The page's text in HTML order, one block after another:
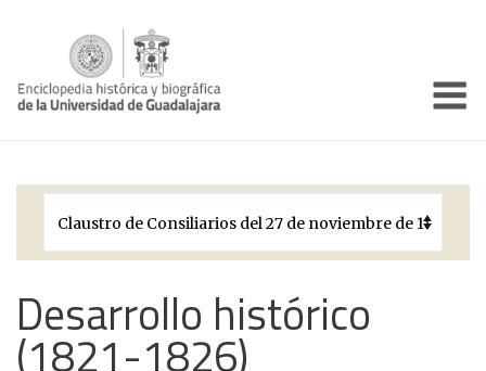
Períodos Históricos
Galería
Desarrollo histórico
(1821-1826)